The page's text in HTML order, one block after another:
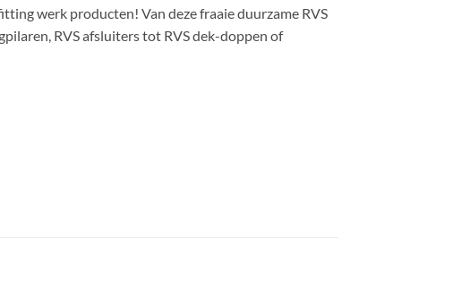
werk producten! Van deze fraaie duurzame RVS
RVS afsluiters tot RVS dek-doppen of